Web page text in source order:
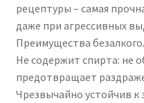
рецептуры – самая
даже при агрессивных
Преимущества
Не содержит спирта: не
предотвращает
Чрезвычайно устойчив к